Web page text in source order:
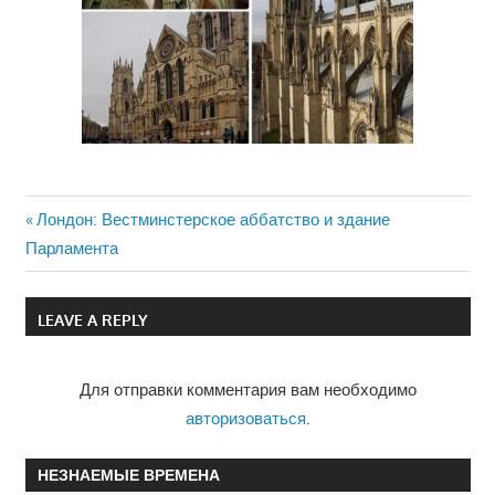
Навигация
по
записям
Previous
Post:
Лондон: Вестминстерское аббатство и здание
Парламента
LEAVE A REPLY
Для отправки комментария вам необходимо
авторизоваться.
НЕЗНАЕМЫЕ ВРЕМЕНА